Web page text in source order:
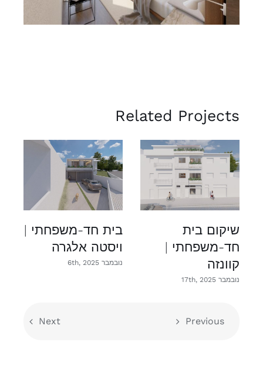
Related Projects
שיקום בית
חד-משפחתי |
קוונזה
נובמבר 17th, 2025
בית חד-משפחתי |
ויסטה אלגרה
נובמבר 6th, 2025
Previous
Next